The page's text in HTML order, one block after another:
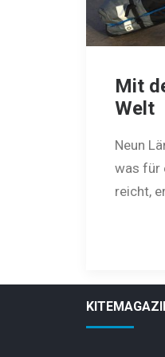
Mit
Welt
Neun
was für
reicht,